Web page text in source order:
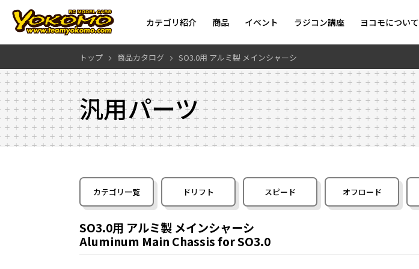
カテゴリ紹介 商品 イベント ラジコン講座 ヨコモについて
トップ 商品カタログ SO3.0用 アルミ製 メインシャーシ
汎用パーツ
カテゴリ一覧 ドリフト スピード オフロード
SO3.0用 アルミ製 メインシャーシ
Aluminum Main Chassis for SO3.0